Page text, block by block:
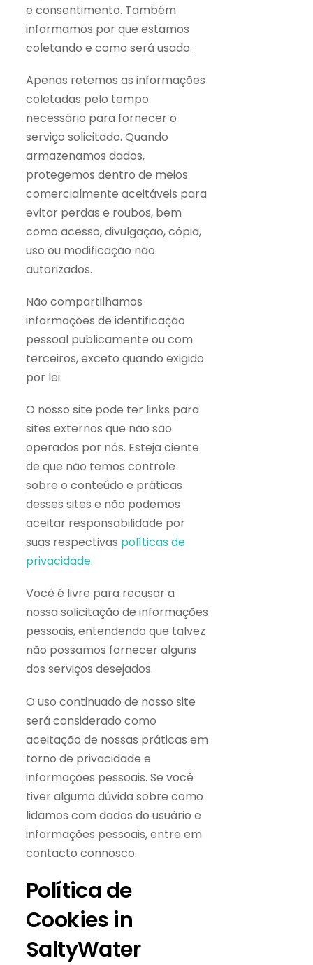
e consentimento. Também
informamos por que estamos
coletando e como será usado.
Apenas retemos as informações
coletadas pelo tempo
necessário para fornecer o
serviço solicitado. Quando
armazenamos dados,
protegemos dentro de meios
comercialmente aceitáveis ​​para
evitar perdas e roubos, bem
como acesso, divulgação, cópia,
uso ou modificação não
autorizados.
Não compartilhamos
informações de identificação
pessoal publicamente ou com
terceiros, exceto quando exigido
por lei.
O nosso site pode ter links para
sites externos que não são
operados por nós. Esteja ciente
de que não temos controle
sobre o conteúdo e práticas
desses sites e não podemos
aceitar responsabilidade por
suas respectivas políticas de
privacidade.
Você é livre para recusar a
nossa solicitação de informações
pessoais, entendendo que talvez
não possamos fornecer alguns
dos serviços desejados.
O uso continuado de nosso site
será considerado como
aceitação de nossas práticas em
torno de privacidade e
informações pessoais. Se você
tiver alguma dúvida sobre como
lidamos com dados do usuário e
informações pessoais, entre em
contacto connosco.
Política de
Cookies in
SaltyWater